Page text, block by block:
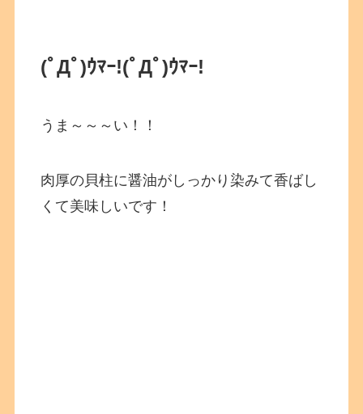
(ﾟДﾟ)ｳﾏｰ!(ﾟДﾟ)ｳﾏｰ!
うま～～～い！！
肉厚の貝柱に醤油がしっかり染みて香ばし
くて美味しいです！